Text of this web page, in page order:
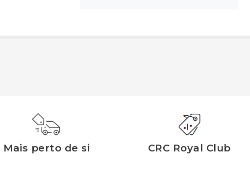
Mais perto de si CRC Royal Club